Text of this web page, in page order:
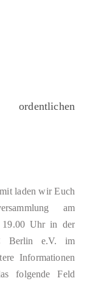
laden wir Euch
am
19.00 Uhr in der
Berlin e.V. im
Informationen
folgende Feld